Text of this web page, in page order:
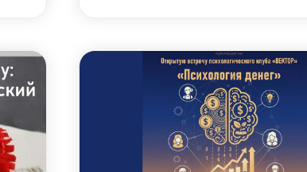
практика в Китае Подробнее